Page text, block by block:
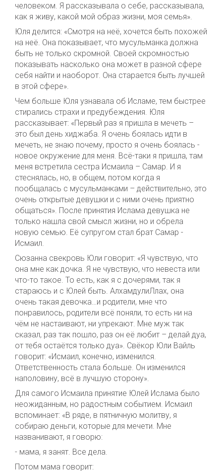
человеком. Я рассказывала о себе, рассказывала,
как я живу, какой мой образ жизни, моя семья».
Юля делится: «Смотря на неё, хочется быть похожей
на неё. Она показывает, что мусульманка должна
быть не только скромной. Своей скромностью
показывать насколько она может в разной сфере
себя найти и наоборот. Она старается быть лучшей
в этой сфере».
Чем больше Юля узнавала об Исламе, тем быстрее
стирались страхи и предубеждения. Юля
рассказывает: «Первый раз я пришла в мечеть –
это был день хиджаба. Я очень боялась идти в
мечеть, не знаю почему, просто я очень боялась -
новое окружение для меня. Всё-таки я пришла, там
меня встретила сестра Исмаила – Самар. И я
стеснялась, но, в общем, потом когда я
пообщалась с мусульманками – действительно, это
очень открытые девушки и с ними очень приятно
общаться». После принятия Ислама девушка не
только нашла свой смысл жизни, но и обрела
новую семью. Её супругом стал брат Самар -
Исмаил.
Сюзанна свекровь Юли говорит: «Я чувствую, что
она мне как дочка. Я не чувствую, что невеста или
что-то такое. То есть, как я с дочерями, так я
стараюсь и с Юлей быть. АлхамдулиЛлах, она
очень такая девочка…и родители, мне что
понравилось, родители всё поняли, то есть ни на
чём не настаивают, ни упрекают. Мне муж так
сказал, раз так пошло, раз он её любит – делай дуа,
от тебя остаётся только дуа». Свёкор Юли Вайль
говорит: «Исмаил, конечно, изменился.
Ответственность стала больше. Он изменился
наполовину, всё в лучшую сторону».
Для самого Исмаила принятие Юлей Ислама было
неожиданным, но радостным событием. Исмаил
вспоминает: «В ряде, в пятничную молитву, я
собираю деньги, которые для мечети. Мне
названивают, я говорю:
- мама, я занят. Все дела.
Потом мама говорит: